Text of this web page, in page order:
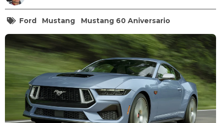
Ford Mustang Mustang 60 Aniversario